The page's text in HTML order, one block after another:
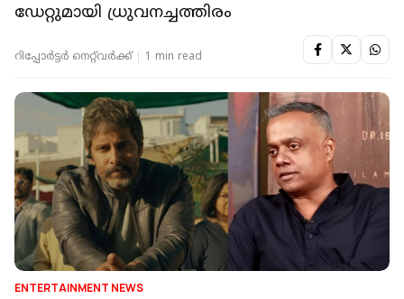
ഡേറ്റുമായി ധ്രുവനച്ചത്തിരം
റിപ്പോർട്ടർ നെറ്റ്‌വര്‍ക്ക്‌ 1 min read
ENTERTAINMENT NEWS